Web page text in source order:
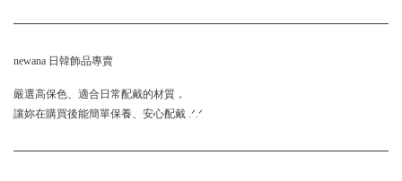
newana 日韓飾品專賣
嚴選高保色、適合日常配戴的材質，
讓妳在購買後能簡單保養、安心配戴 .ᐟ.ᐟ